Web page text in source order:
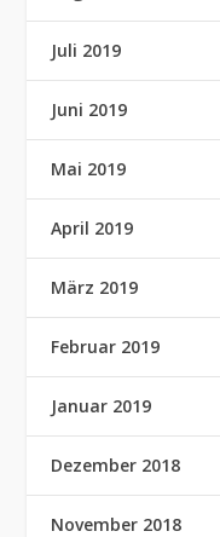
Juli 2019
Juni 2019
Mai 2019
April 2019
März 2019
Februar 2019
Januar 2019
Dezember 2018
November 2018